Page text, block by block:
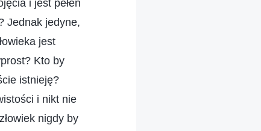
i jest pełen
Jednak jedyne,
jest
Kto by
istnieję?
i nikt nie
nigdy by